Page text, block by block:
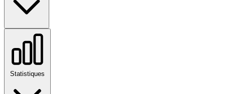
Statistiques